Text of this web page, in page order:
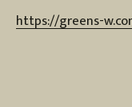
https://greens-